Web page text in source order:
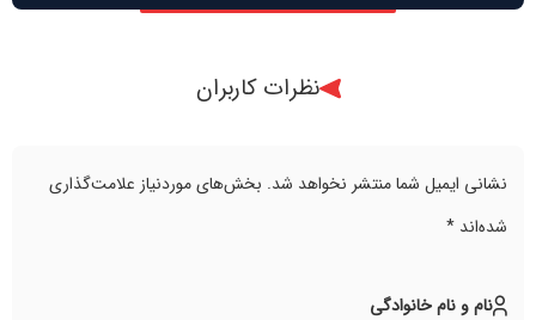
نظرات کاربران
نشانی ایمیل شما منتشر نخواهد شد. بخش‌های موردنیاز علامت‌گذاری
شده‌اند *
نام و نام خانوادگی